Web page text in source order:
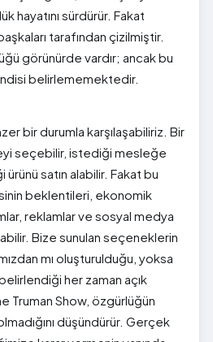
hayatını sürdürür. Fakat
tarafından çizilmiştir.
görünürde vardır; ancak bu
belirlememektedir.
bir durumla karşılaşabiliriz. Bir
seçebilir, istediği mesleğe
satın alabilir. Fakat bu
beklentileri, ekonomik
reklamlar ve sosyal medya
Bize sunulan seçeneklerin
mı oluşturulduğu, yoksa
her zaman açık
Truman Show, özgürlüğün
düşündürür. Gerçek